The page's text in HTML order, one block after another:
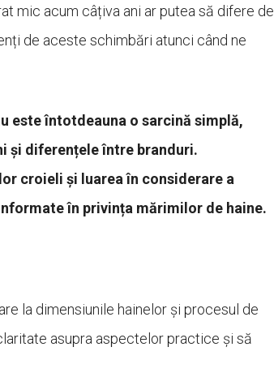
mic acum câțiva ani ar putea să difere de
de aceste schimbări atunci când ne
este întotdeauna o sarcină simplă,
și diferențele între branduri.
croieli și luarea în considerare a
în privința mărimilor de haine.
la dimensiunile hainelor și procesul de
asupra aspectelor practice și să